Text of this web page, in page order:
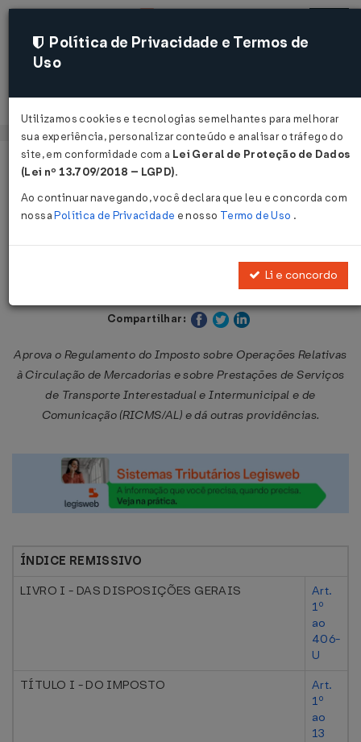
Acessar
Página Inicial Legislações
Decreto Nº 35245 DE 26/12/1991
Publicado no DOE - AL em 26 dez 1991
Compartilhar:
Aprova o Regulamento do Imposto sobre Operações Relativas
à Circulação de Mercadorias e sobre Prestações de Serviços
de Transporte Interestadual e Intermunicipal e de
Comunicação (RICMS/AL) e dá outras providências.
ÍNDICE REMISSIVO
LIVRO I - DAS DISPOSIÇÕES GERAIS
Art.
1º
ao
406-
U
TÍTULO I - DO IMPOSTO
Art.
1º
ao
13
Política de Privacidade e Termos de
Uso
Utilizamos cookies e tecnologias semelhantes para melhorar
sua experiência, personalizar conteúdo e analisar o tráfego do
site, em conformidade com a Lei Geral de Proteção de Dados
(Lei nº 13.709/2018 – LGPD).
Ao continuar navegando, você declara que leu e concorda com
nossaPolítica de Privacidade e nosso Termo de Uso .
Li e concordo